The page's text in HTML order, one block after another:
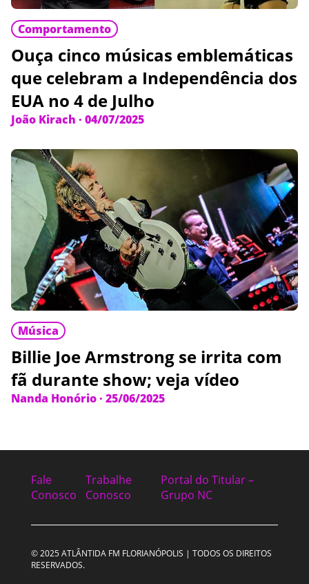
Comportamento
Ouça cinco músicas emblemáticas
que celebram a Independência dos
EUA no 4 de Julho
João Kirach · 04/07/2025
Música
Billie Joe Armstrong se irrita com
fã durante show; veja vídeo
Nanda Honório· 25/06/2025
Fale
Conosco
Trabalhe
Conosco
Portal do Titular –
Grupo NC
© 2025 ATLÂNTIDA FM FLORIANÓPOLIS | TODOS OS DIREITOS
RESERVADOS.